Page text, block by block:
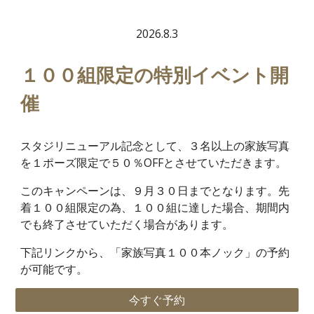
2026.8.3
１００組限定の特別イベント開
催
スタジリニューアル記念として、３名以上の家族写真
を１ポーズ限定で５０％OFFとさせていただきます。
このキャンペーンは、９月３０日までとなります。先
着１００組限定の為、１００組に達した場合、期間内
でも終了させていただく場合があります。
下記リンクから、「家族写真１００本ノック」の予約
が可能です。
今すぐ予約